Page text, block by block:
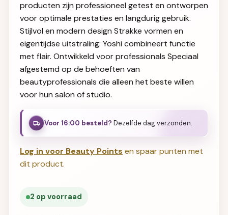
producten zijn professioneel getest en ontworpen
voor optimale prestaties en langdurig gebruik.
Stijlvol en modern design Strakke vormen en
eigentijdse uitstraling: Yoshi combineert functie
met flair. Ontwikkeld voor professionals Speciaal
afgestemd op de behoeften van
beautyprofessionals die alleen het beste willen
voor hun salon of studio.
Voor 16:00 besteld? Dezelfde dag verzonden.
Log in voor Beauty Points en spaar punten met
dit product.
2 op voorraad